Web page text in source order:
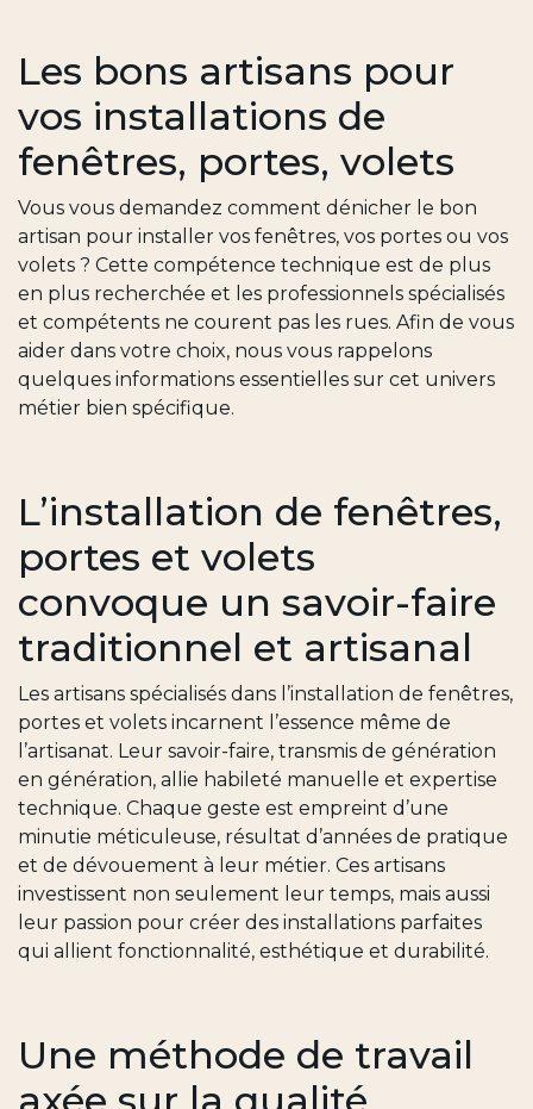
Les bons artisans pour
vos installations de
fenêtres, portes, volets
Vous vous demandez comment dénicher le bon
artisan pour installer vos fenêtres, vos portes ou vos
volets ? Cette compétence technique est de plus
en plus recherchée et les professionnels spécialisés
et compétents ne courent pas les rues. Afin de vous
aider dans votre choix, nous vous rappelons
quelques informations essentielles sur cet univers
métier bien spécifique.
L’installation de fenêtres,
portes et volets
convoque un savoir-faire
traditionnel et artisanal
Les artisans spécialisés dans l’installation de fenêtres,
portes et volets incarnent l’essence même de
l’artisanat. Leur savoir-faire, transmis de génération
en génération, allie habileté manuelle et expertise
technique. Chaque geste est empreint d’une
minutie méticuleuse, résultat d’années de pratique
et de dévouement à leur métier. Ces artisans
investissent non seulement leur temps, mais aussi
leur passion pour créer des installations parfaites
qui allient fonctionnalité, esthétique et durabilité.
Une méthode de travail